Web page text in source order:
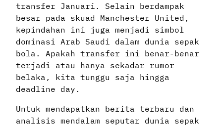
transfer Januari. Selain berdampak
besar pada skuad Manchester United,
kepindahan ini juga menjadi simbol
dominasi Arab Saudi dalam dunia sepak
bola. Apakah transfer ini benar-benar
terjadi atau hanya sekadar rumor
belaka, kita tunggu saja hingga
deadline day.
Untuk mendapatkan berita terbaru dan
analisis mendalam seputar dunia sepak